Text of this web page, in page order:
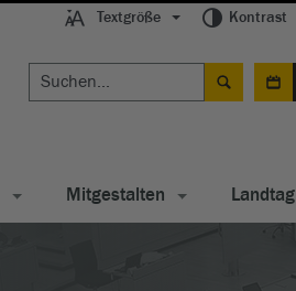
Textgröße Kontrast
Mitgestalten Landtag